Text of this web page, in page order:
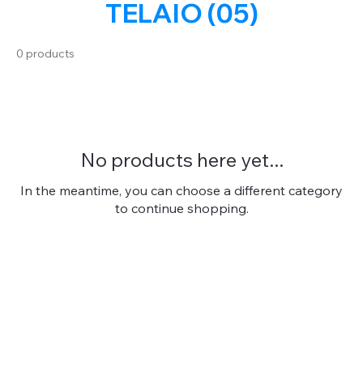
TELAIO (05)
0 products
No products here yet...
In the meantime, you can choose a different category
to continue shopping.